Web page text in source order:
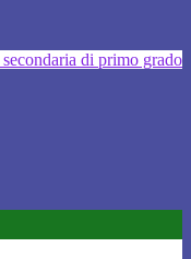
di primo grado